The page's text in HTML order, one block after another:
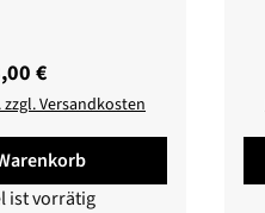
Preis:
€
Versandkosten
ist vorrätig